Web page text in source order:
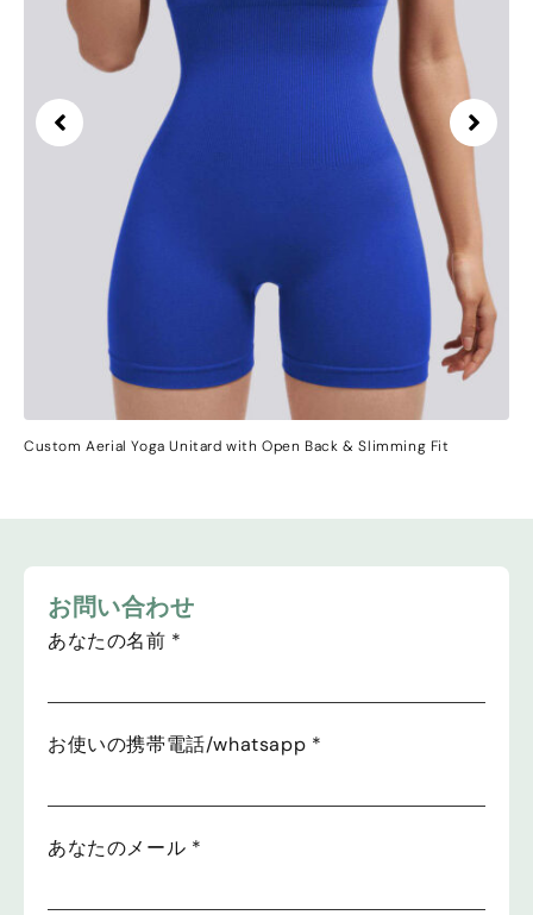
Custom Aerial Yoga Unitard with Open Back &Slimming Fit
お問い合わせ
あなたの名前 *
お使いの携帯電話/whatsapp *
あなたのメール *